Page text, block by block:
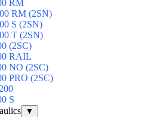
RM
RM (2SN)
S (2SN)
T (2SN)
(2SC)
RAIL
NO (2SC)
PRO (2SC)
S
▼